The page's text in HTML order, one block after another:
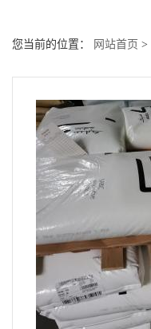
您当前的位置： 网站首页 >